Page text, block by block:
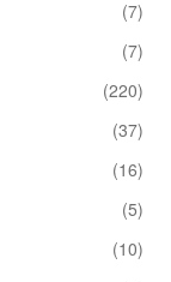
(7)
(7)
(220)
(37)
(16)
(5)
(10)